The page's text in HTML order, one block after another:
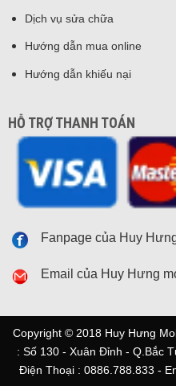
Dịch vụ sửa chữa
Hướng dẫn mua online
Hướng dẫn khiếu nại
HỖ TRỢ THANH TOÁN
Fanpage của Huy
Email của Huy Hưng
Copyright © 2018 Huy Hưng
: Số 130 - Xuân Đỉnh - Q.Bắc
Điện Thoại : 0886.788.833 -